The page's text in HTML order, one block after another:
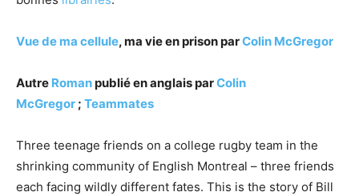
Vue de ma cellule, ma vie en prison parColin McGregor
Autre Romanpublié en anglais parColin
McGregor ; Teammates
Three teenage friends on a college rugby team in the
shrinking community of English Montreal – three friends
each facing wildly different fates. This is the story of Bill